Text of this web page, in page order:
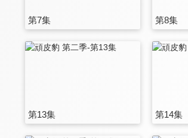
第7集 第8集
第13集 第14集